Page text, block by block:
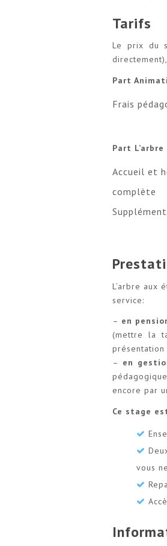
Tarifs
Le prix du
Part
Frais
Part
Accueil et
complète
L’arbre aux
service:
– en
(mettre la
– en
encore par
Ce stage
vous